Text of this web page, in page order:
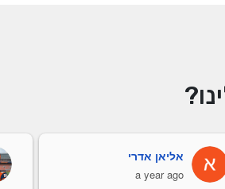
אליאן אדרי
a year ago